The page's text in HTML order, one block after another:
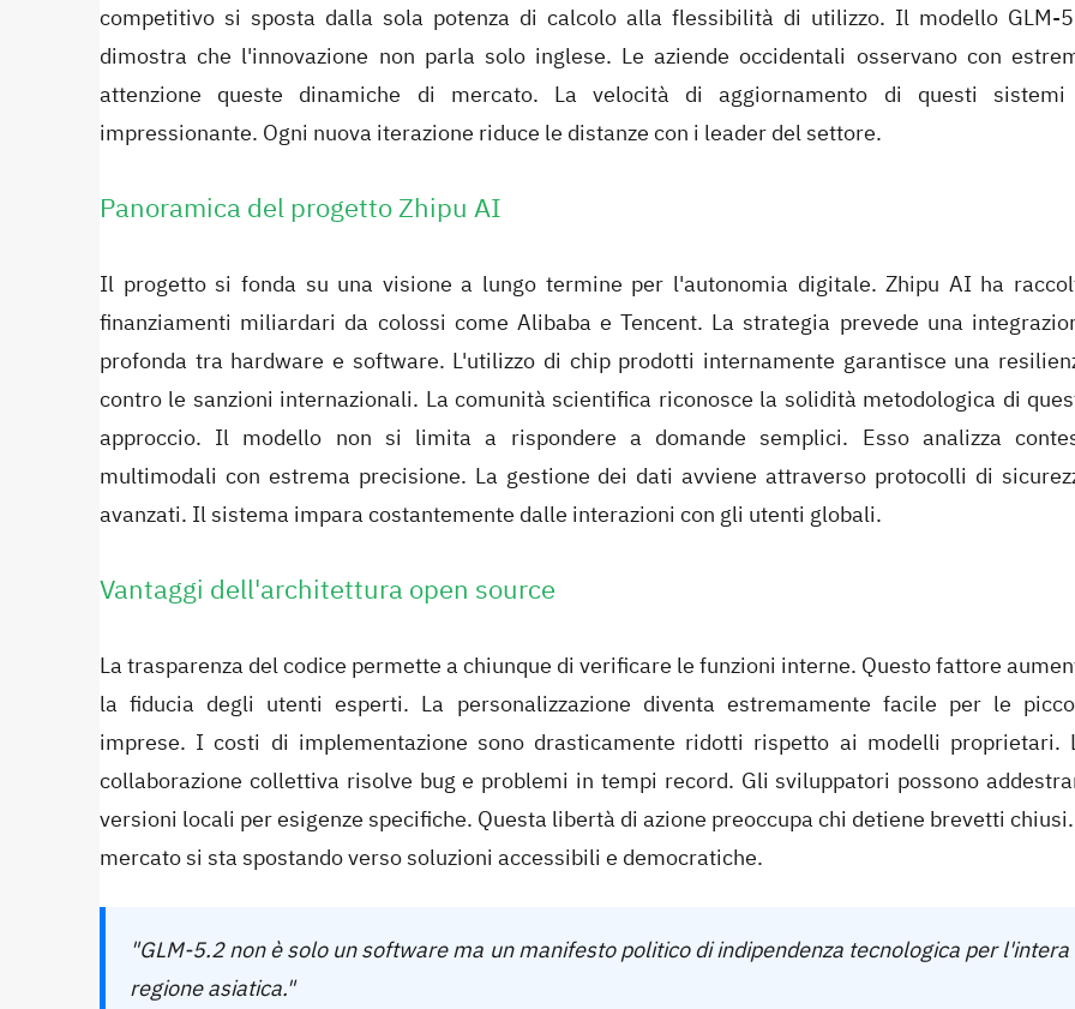
competitivo si sposta dalla sola potenza di calcolo alla flessibilità di utilizzo. Il modello GLM-
dimostra che l'innovazione non parla solo inglese. Le aziende occidentali osservano con
attenzione queste dinamiche di mercato. La velocità di aggiornamento di questi
impressionante. Ogni nuova iterazione riduce le distanze con i leader del settore.
Panoramica del progetto Zhipu AI
Il progetto si fonda su una visione a lungo termine per l'autonomia digitale. Zhipu AI ha
finanziamenti miliardari da colossi come Alibaba e Tencent. La strategia prevede una
profonda tra hardware e software. L'utilizzo di chip prodotti internamente garantisce una
contro le sanzioni internazionali. La comunità scientifica riconosce la solidità metodologica di
approccio. Il modello non si limita a rispondere a domande semplici. Esso analizza
multimodali con estrema precisione. La gestione dei dati avviene attraverso protocolli di
avanzati. Il sistema impara costantemente dalle interazioni con gli utenti globali.
Vantaggi dell'architettura open source
La trasparenza del codice permette a chiunque di verificare le funzioni interne. Questo fattore
la fiducia degli utenti esperti. La personalizzazione diventa estremamente facile per le
imprese. I costi di implementazione sono drasticamente ridotti rispetto ai modelli proprietari.
collaborazione collettiva risolve bug e problemi in tempi record. Gli sviluppatori possono
versioni locali per esigenze specifiche. Questa libertà di azione preoccupa chi detiene brevetti
mercato si sta spostando verso soluzioni accessibili e democratiche.
"GLM-5.2 non è solo un software ma un manifesto politico di indipendenza tecnologica per l'intera
regione asiatica."